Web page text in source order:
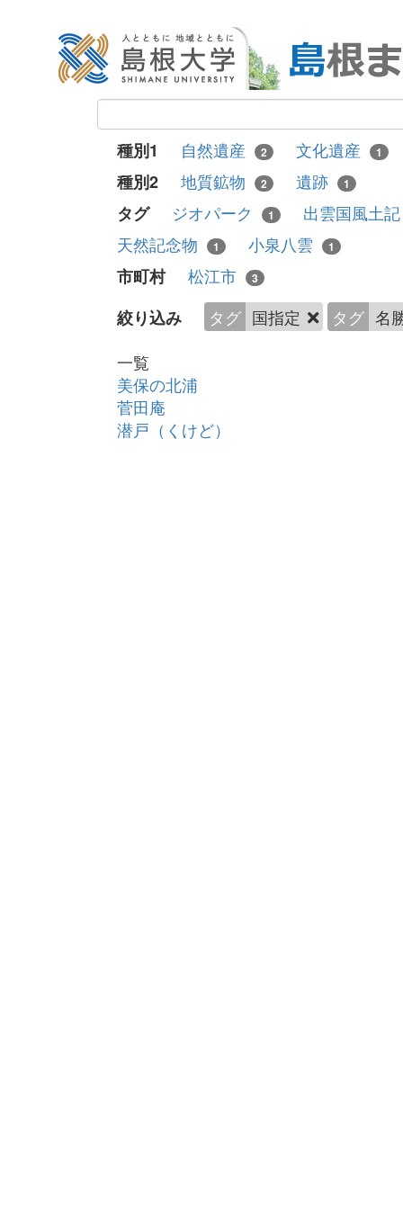
種別1 自然遺産 2 文化遺産 1
種別2 地質鉱物 2 遺跡 1
タグ ジオパーク 1
出雲国風土
天然記念物
1 小泉八雲 1
市町村 松江市 3
絞り込み タグ 国指定 タグ 名
一覧
美保の北浦
菅田庵
潜戸（くけど）